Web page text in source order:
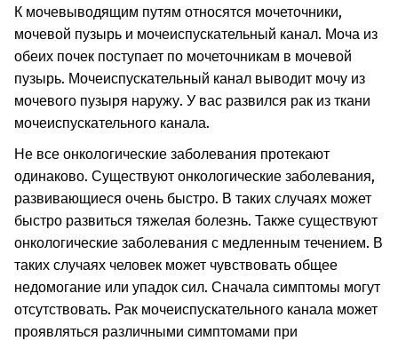
К мочевыводящим путям относятся мочеточники,
мочевой пузырь и мочеиспускательный канал. Моча из
обеих почек поступает по мочеточникам в мочевой
пузырь. Мочеиспускательный канал выводит мочу из
мочевого пузыря наружу. У вас развился рак из ткани
мочеиспускательного канала.
Не все онкологические заболевания протекают
одинаково. Существуют онкологические заболевания,
развивающиеся очень быстро. В таких случаях может
быстро развиться тяжелая болезнь. Также существуют
онкологические заболевания с медленным течением. В
таких случаях человек может чувствовать общее
недомогание или упадок сил. Сначала симптомы могут
отсутствовать. Рак мочеиспускательного канала может
проявляться различными симптомами при